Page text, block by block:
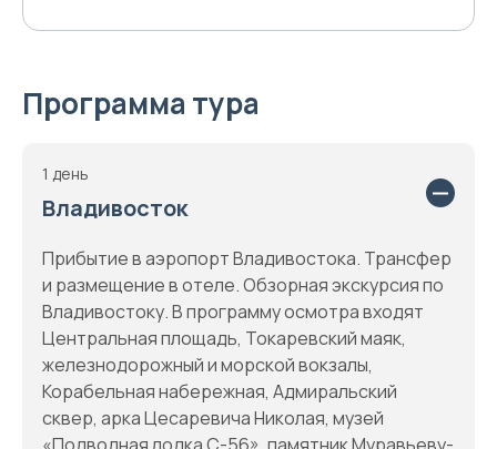
Программа тура
1 день
Владивосток
Прибытие в аэропорт Владивостока. Трансфер
и размещение в отеле. Обзорная экскурсия по
Владивостоку. В программу осмотра входят
Центральная площадь, Токаревский маяк,
железнодорожный и морской вокзалы,
Корабельная набережная, Адмиральский
сквер, арка Цесаревича Николая, музей